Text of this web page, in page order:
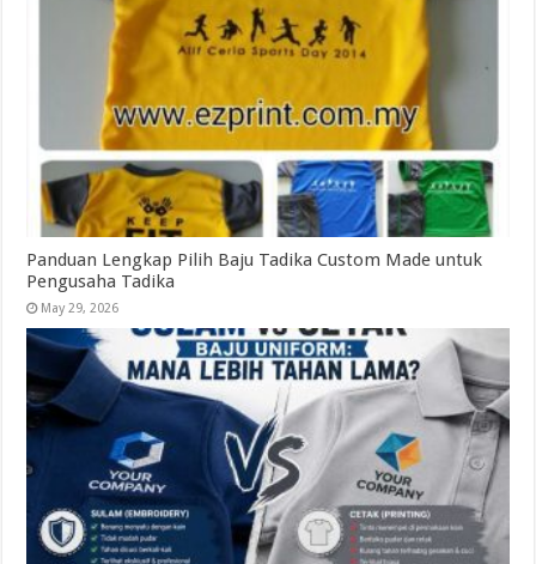
Panduan Lengkap Pilih Baju Tadika Custom Made untuk
Pengusaha Tadika
May 29, 2026